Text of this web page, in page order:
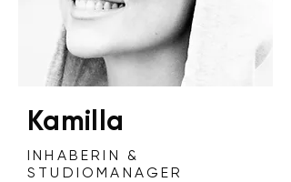
Kamilla
INHABERIN &
STUDIOMANAGER